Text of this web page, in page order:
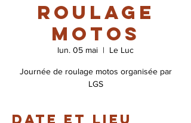
Roulage
Motos
lun. 05 mai
  |
Le Luc
Journée de roulage motos organisée par
LGS
Date et lieu